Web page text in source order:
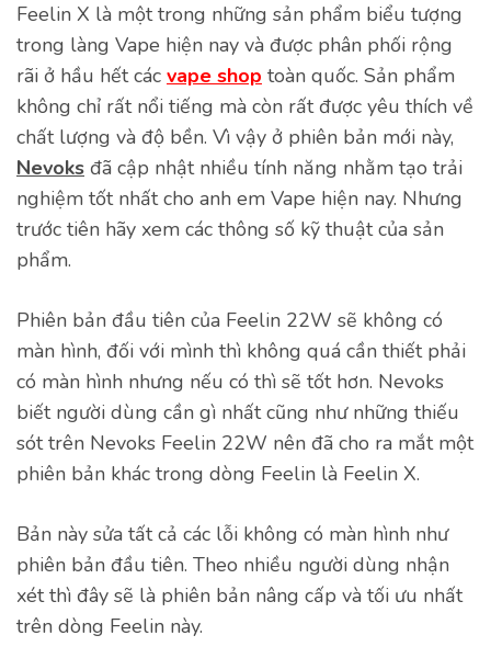
Feelin X là một trong những sản phẩm biểu tượng
trong làng Vape hiện nay và được phân phối rộng
rãi ở hầu hết các vape shop toàn quốc. Sản phẩm
không chỉ rất nổi tiếng mà còn rất được yêu thích về
chất lượng và độ bền. Vì vậy ở phiên bản mới này,
Nevoks đã cập nhật nhiều tính năng nhằm tạo trải
nghiệm tốt nhất cho anh em Vape hiện nay. Nhưng
trước tiên hãy xem các thông số kỹ thuật của sản
phẩm.
Phiên bản đầu tiên của Feelin 22W sẽ không có
màn hình, đối với mình thì không quá cần thiết phải
có màn hình nhưng nếu có thì sẽ tốt hơn. Nevoks
biết người dùng cần gì nhất cũng như những thiếu
sót trên Nevoks Feelin 22W nên đã cho ra mắt một
phiên bản khác trong dòng Feelin là Feelin X.
Bản này sửa tất cả các lỗi không có màn hình như
phiên bản đầu tiên. Theo nhiều người dùng nhận
xét thì đây sẽ là phiên bản nâng cấp và tối ưu nhất
trên dòng Feelin này.